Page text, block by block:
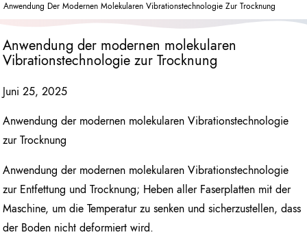
Anwendung Der Modernen Molekularen Vibrationstechnologie Zur Trocknung
Anwendung der modernen molekularen
Vibrationstechnologie zur Trocknung
Juni 25, 2025
Anwendung der modernen molekularen Vibrationstechnologie
zur Trocknung
Anwendung der modernen molekularen Vibrationstechnologie
zur Entfettung und Trocknung; Heben aller Faserplatten mit der
Maschine, um die Temperatur zu senken und sicherzustellen, dass
der Boden nicht deformiert wird.